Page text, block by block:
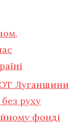
Луганщини
руху
фонді